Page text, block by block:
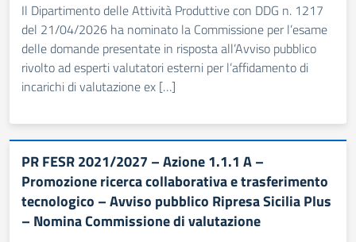
Il Dipartimento delle Attività Produttive con DDG n. 1217
del 21/04/2026 ha nominato la Commissione per l’esame
delle domande presentate in risposta all’Avviso pubblico
rivolto ad esperti valutatori esterni per l’affidamento di
incarichi di valutazione ex […]
PR FESR 2021/2027 – Azione 1.1.1 A –
Promozione ricerca collaborativa e trasferimento
tecnologico – Avviso pubblico Ripresa Sicilia Plus
– Nomina Commissione di valutazione